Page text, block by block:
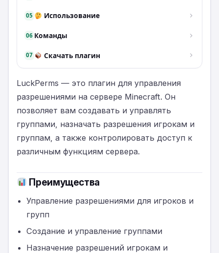
05 Использование
06 Команды
07 Скачать плагин
LuckPerms — это плагин для управления
разрешениями на сервере Minecraft. Он
позволяет вам создавать и управлять
группами, назначать разрешения игрокам и
группам, а также контролировать доступ к
различным функциям сервера.
Преимущества
Управление разрешениями для игроков и
групп
Создание и управление группами
Назначение разрешений игрокам и